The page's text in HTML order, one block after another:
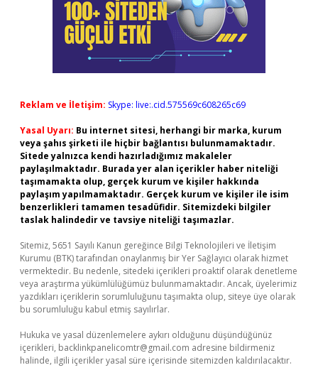
Reklam ve İletişim: Skype: live:.cid.575569c608265c69
Yasal Uyarı: Bu internet sitesi, herhangi bir marka, kurum
veya şahıs şirketi ile hiçbir bağlantısı bulunmamaktadır.
Sitede yalnızca kendi hazırladığımız makaleler
paylaşılmaktadır. Burada yer alan içerikler haber niteliği
taşımamakta olup, gerçek kurum ve kişiler hakkında
paylaşım yapılmamaktadır. Gerçek kurum ve kişiler ile isim
benzerlikleri tamamen tesadüfidir. Sitemizdeki bilgiler
taslak halindedir ve tavsiye niteliği taşımazlar.
Sitemiz, 5651 Sayılı Kanun gereğince Bilgi Teknolojileri ve İletişim
Kurumu (BTK) tarafından onaylanmış bir Yer Sağlayıcı olarak hizmet
vermektedir. Bu nedenle, sitedeki içerikleri proaktif olarak denetleme
veya araştırma yükümlülüğümüz bulunmamaktadır. Ancak, üyelerimiz
yazdıkları içeriklerin sorumluluğunu taşımakta olup, siteye üye olarak
bu sorumluluğu kabul etmiş sayılırlar.
Hukuka ve yasal düzenlemelere aykırı olduğunu düşündüğünüz
içerikleri, backlinkpanelicomtr@gmail.com adresine bildirmeniz
halinde, ilgili içerikler yasal süre içerisinde sitemizden kaldırılacaktır.